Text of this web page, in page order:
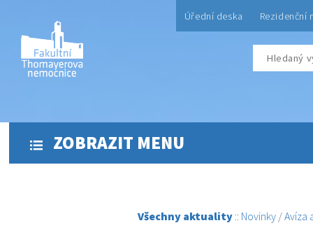
Úřední deska Rezidenční
ZOBRAZIT MENU
Všechny aktuality :: Novinky /Avíza